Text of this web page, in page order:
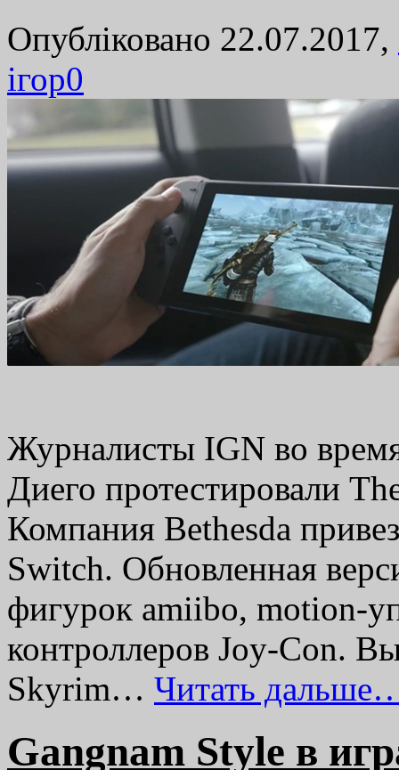
Опубліковано 22.07.2017,
ігор0
Журналисты IGN во
Диего протестировали
Компания Bethesda
Switch. Обновленная
фигурок amiibo, motion-
контроллеров Joy-Con.
Skyrim… Читать
Gangnam Style в